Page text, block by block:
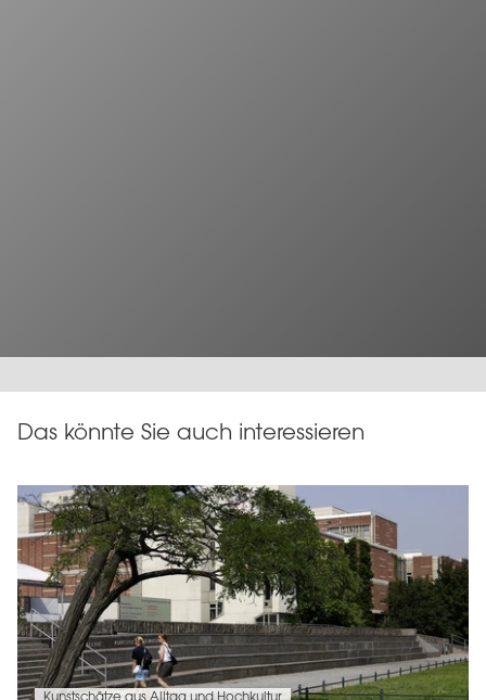
Das könnte Sie auch interessieren
Kunstschätze aus Alltag und Hochkultur